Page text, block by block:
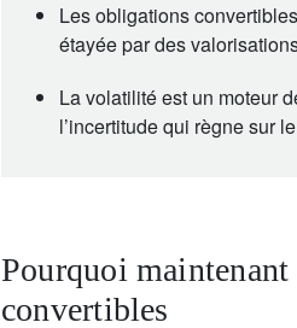
Les obligations
étayée par des
La volatilité est un moteur
l’incertitude qui règne sur
Pourquoi
convertibles